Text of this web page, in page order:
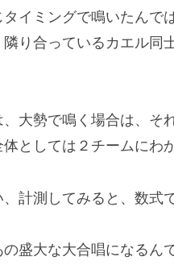
タイミングで鳴いたんで
隣り合っているカエル同
大勢で鳴く場合は、そ
としては２チームにわ
、計測してみると、数式
盛大な大合唱になるん